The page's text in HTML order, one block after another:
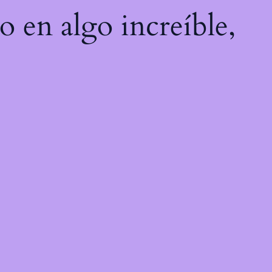
en algo increíble,